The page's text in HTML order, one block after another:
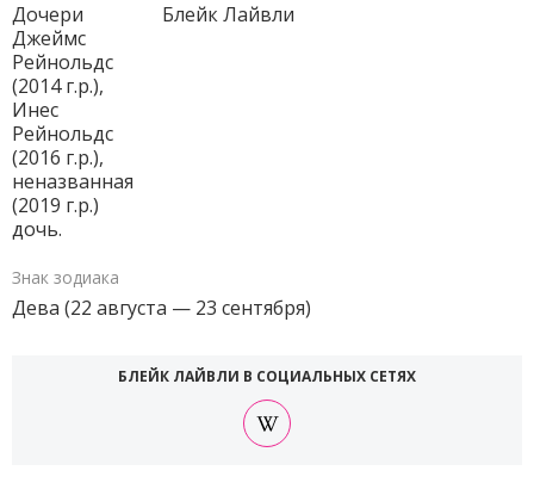
Дочери
Джеймс
Рейнольдс
(2014 г.р.),
Инес
Рейнольдс
(2016 г.р.),
неназванная
(2019 г.р.)
дочь.
Блейк Лайвли
Знак зодиака
Дева (22 августа — 23 сентября)
БЛЕЙК ЛАЙВЛИ В СОЦИАЛЬНЫХ СЕТЯХ